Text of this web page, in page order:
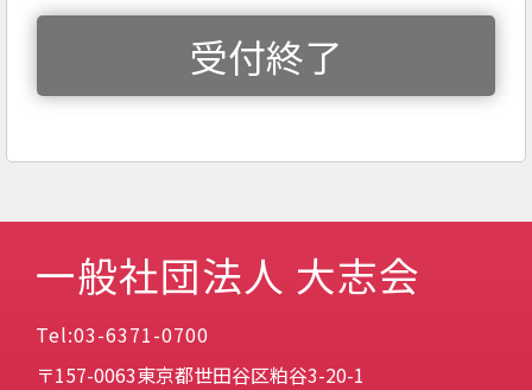
受付終了
一般社団法人 大志会
Tel:03-6371-0700
〒157-0063東京都世田谷区粕谷3-20-1